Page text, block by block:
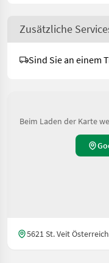
Zusätzliche
Sind Sie an einem
Beim Laden der Karte
5621 St. Veit Österreich